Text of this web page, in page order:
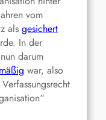
vom
als gesichert
In der
darum
war, also